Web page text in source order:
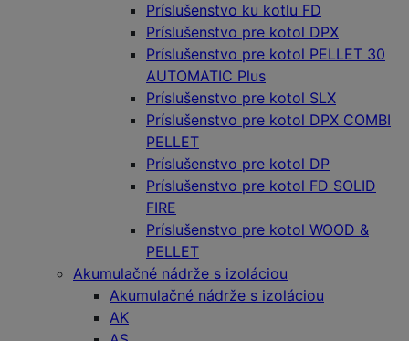
Príslušenstvo ku kotlu FD
Príslušenstvo pre kotol DPX
Príslušenstvo pre kotol PELLET 30
AUTOMATIC Plus
Príslušenstvo pre kotol SLX
Príslušenstvo pre kotol DPX COMBI
PELLET
Príslušenstvo pre kotol DP
Príslušenstvo pre kotol FD SOLID
FIRE
Príslušenstvo pre kotol WOOD &
PELLET
Akumulačné nádrže s izoláciou
Akumulačné nádrže s izoláciou
AK